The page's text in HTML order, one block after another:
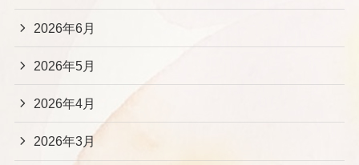
2026年6月
2026年5月
2026年4月
2026年3月